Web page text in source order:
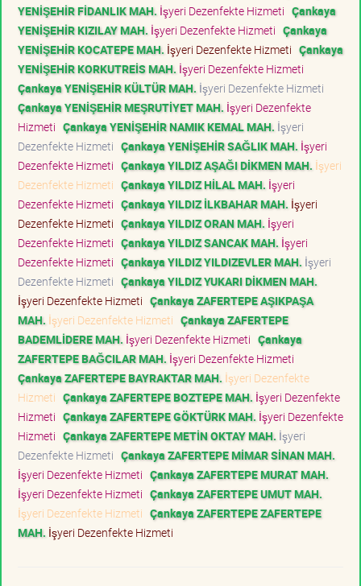
YENİŞEHİR FİDANLIK MAH. İşyeri Dezenfekte Hizmeti Çankaya
YENİŞEHİR KIZILAY MAH. İşyeri Dezenfekte Hizmeti Çankaya
YENİŞEHİR KOCATEPE MAH. İşyeri Dezenfekte Hizmeti Çankaya
YENİŞEHİR KORKUTREİS MAH. İşyeri Dezenfekte Hizmeti
Çankaya YENİŞEHİR KÜLTÜR MAH. İşyeri Dezenfekte Hizmeti
Çankaya YENİŞEHİR MEŞRUTİYET MAH. İşyeri Dezenfekte
Hizmeti Çankaya YENİŞEHİR NAMIK KEMAL MAH. İşyeri
Dezenfekte Hizmeti Çankaya YENİŞEHİR SAĞLIK MAH. İşyeri
Dezenfekte Hizmeti Çankaya YILDIZ AŞAĞI DİKMEN MAH. İşyeri
Dezenfekte Hizmeti Çankaya YILDIZ HİLAL MAH. İşyeri
Dezenfekte Hizmeti Çankaya YILDIZ İLKBAHAR MAH. İşyeri
Dezenfekte Hizmeti Çankaya YILDIZ ORAN MAH. İşyeri
Dezenfekte Hizmeti Çankaya YILDIZ SANCAK MAH. İşyeri
Dezenfekte Hizmeti Çankaya YILDIZ YILDIZEVLER MAH. İşyeri
Dezenfekte Hizmeti Çankaya YILDIZ YUKARI DİKMEN MAH.
İşyeri Dezenfekte Hizmeti Çankaya ZAFERTEPE AŞIKPAŞA
MAH. İşyeri Dezenfekte Hizmeti Çankaya ZAFERTEPE
BADEMLİDERE MAH. İşyeri Dezenfekte Hizmeti Çankaya
ZAFERTEPE BAĞCILAR MAH. İşyeri Dezenfekte Hizmeti
Çankaya ZAFERTEPE BAYRAKTAR MAH. İşyeri Dezenfekte
Hizmeti Çankaya ZAFERTEPE BOZTEPE MAH. İşyeri Dezenfekte
Hizmeti Çankaya ZAFERTEPE GÖKTÜRK MAH. İşyeri Dezenfekte
Hizmeti Çankaya ZAFERTEPE METİN OKTAY MAH. İşyeri
Dezenfekte Hizmeti Çankaya ZAFERTEPE MİMAR SİNAN MAH.
İşyeri Dezenfekte Hizmeti Çankaya ZAFERTEPE MURAT MAH.
İşyeri Dezenfekte Hizmeti Çankaya ZAFERTEPE UMUT MAH.
İşyeri Dezenfekte Hizmeti Çankaya ZAFERTEPE ZAFERTEPE
MAH. İşyeri Dezenfekte Hizmeti